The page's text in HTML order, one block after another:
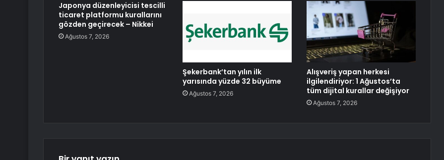
Japonya düzenleyicisi tescilli
ticaret platformu kurallarını
gözden geçirecek – Nikkei
Ağustos 7, 2026
Şekerbank’tan yılın ilk
yarısında yüzde 32 büyüme
Ağustos 7, 2026
Alışveriş yapan herkesi
ilgilendiriyor: 1 Ağustos’ta
tüm dijital kurallar değişiyor
Ağustos 7, 2026